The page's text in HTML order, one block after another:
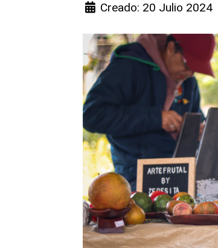
Creado: 20 Julio 2024